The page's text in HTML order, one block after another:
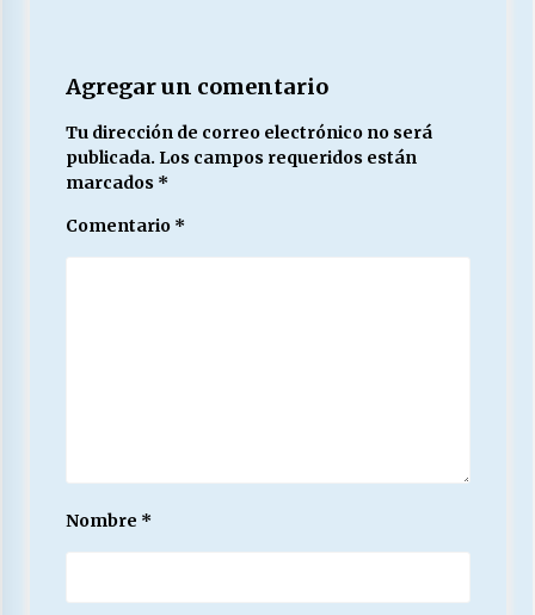
Agregar un comentario
Tu dirección de correo electrónico no será
publicada. Los campos requeridos están
marcados *
Comentario *
Nombre *